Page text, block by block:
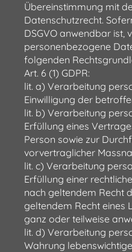
Übereinstimmung mit
Datenschutzrecht.
DSGVO anwendbar ist,
personenbezogene
folgenden
Art. 6 (1) GDPR:
lit. a) Verarbeitung
Einwilligung der
lit. b) Verarbeitung
Erfüllung eines
Person sowie zur
vorvertraglicher
lit. c) Verarbeitung
Erfüllung einer
nach geltendem Recht
geltendem Recht eines
ganz oder teilweise
lit. d) Verarbeitung
Wahrung